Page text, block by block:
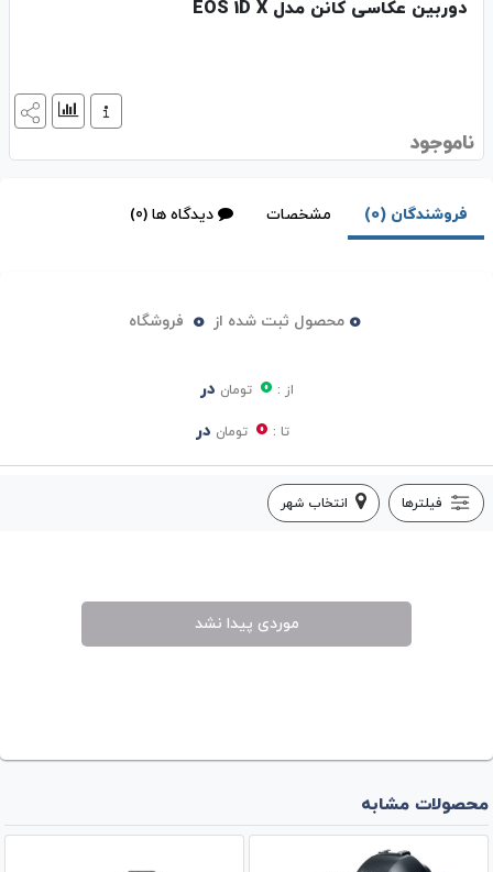
دوربین عکاسی کانن مدل EOS 1D X
ناموجود
فروشندگان (0) مشخصات دیدگاه ها (0)
0 محصول ثبت شده از 0 فروشگاه
از : 0 تومان در
تا : 0 تومان در
فیلترها انتخاب شهر
موردی پیدا نشد
محصولات مشابه